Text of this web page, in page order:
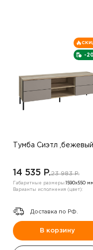
-
Тумба Сиэтл ,бежевый
14 535 P.23 983 P.
Габаритные размеры: 1590х550 мм
Варианты исполнения (цвет):
Доставка по РФ.
В корзину